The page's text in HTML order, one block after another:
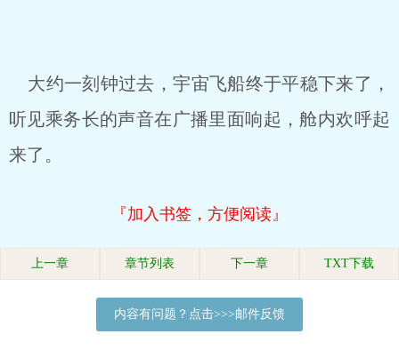
大约一刻钟过去，宇宙飞船终于平稳下来了，
听见乘务长的声音在广播里面响起，舱内欢呼起
来了。
『加入书签，方便阅读』
上一章 章节列表 下一章 TXT下载
内容有问题？点击>>>邮件反馈